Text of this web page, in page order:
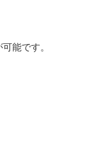
能です。